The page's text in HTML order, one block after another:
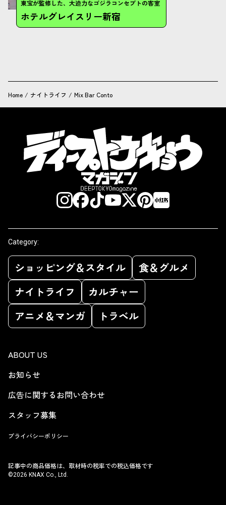
Home / ナイトライフ / Mix Bar Conto
Category:
ショッピング＆スタイル
食＆グルメ
ナイトライフ
カルチャー
アニメ＆マンガ
トラベル
ABOUT US
お知らせ
広告に関するお問い合わせ
スタッフ募集
プライバシーポリシー
©2026 KNAX Co., Ltd.
記事中の商品価格は、取材時の税率での税込価格です